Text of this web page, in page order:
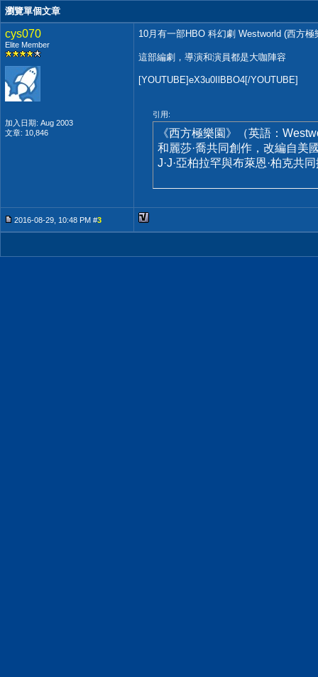
瀏覽單個文章
cys070
Elite Member
加入日期: Aug 2003
文章: 10,846
10月有一部HBO 科幻劇 Westworld (西方極
這部編劇，導演和演員都是大咖陣容
[YOUTUBE]eX3u0IlBBO4[/YOUTUBE]
引用:
《西方極樂園》（英語：
和麗莎·喬共同創作，改編自美
J·J·亞柏拉罕與布萊恩·柏克共
2016-08-29, 10:48 PM #3